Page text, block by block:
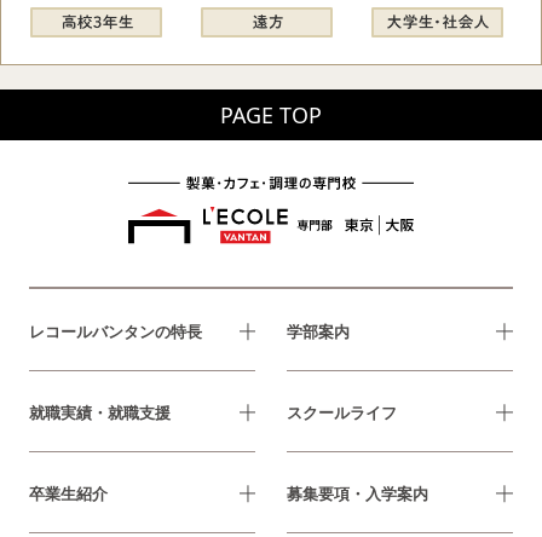
PAGE TOP
レコールバンタンの特長 学部案内
就職実績・就職支援 スクールライフ
卒業生紹介 募集要項・入学案内